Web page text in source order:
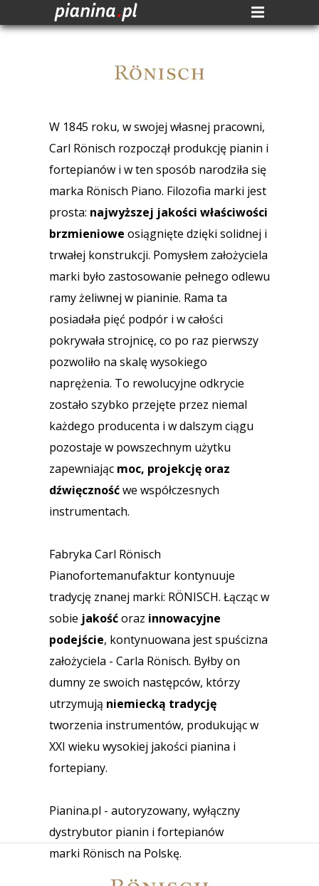
W 1845 roku, w swojej własnej pracowni,
Carl Rönisch rozpoczął produkcję pianin i
fortepianów i w ten sposób narodziła się
marka Rönisch Piano. Filozofia marki jest
prosta: najwyższej jakości właściwości
brzmieniowe osiągnięte dzięki solidnej i
trwałej konstrukcji. Pomysłem założyciela
marki było zastosowanie pełnego odlewu
ramy żeliwnej w pianinie. Rama ta
posiadała pięć podpór i w całości
pokrywała strojnicę, co po raz pierwszy
pozwoliło na skalę wysokiego
naprężenia. To rewolucyjne odkrycie
zostało szybko przejęte przez niemal
każdego producenta i w dalszym ciągu
pozostaje w powszechnym użytku
zapewniając moc, projekcję oraz
dźwięcznośćwe współczesnych
instrumentach.
Fabryka Carl Rönisch
Pianofortemanufaktur kontynuuje
tradycję znanej marki: RÖNISCH. Łącząc w
sobie jakośćoraz innowacyjne
podejście, kontynuowana jest spuścizna
założyciela - Carla Rönisch. Byłby on
dumny ze swoich następców, którzy
utrzymują niemiecką tradycję
tworzenia instrumentów, produkując w
XXI wieku wysokiej jakości pianina i
fortepiany.
Pianina.pl - autoryzowany, wyłączny
dystrybutor pianin i fortepianów
marki Rönisch na Polskę.